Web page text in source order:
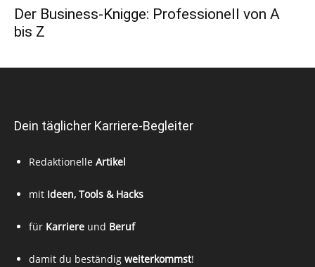
Der Business-Knigge: Professionell von A
bis Z
Dein täglicher Karriere-Begleiter
Redaktionelle Artikel
mit Ideen, Tools & Hacks
für Karriere und Beruf
damit du beständig weiterkommst!